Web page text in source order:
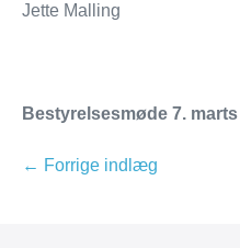
Jette Malling
Bestyrelsesmøde 7. marts
← Forrige indlæg